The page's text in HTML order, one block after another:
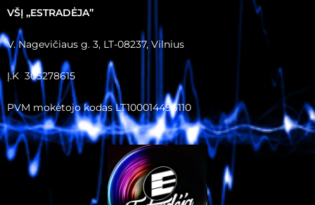
VŠĮ ,,ESTRADĖJA”
V. Nagevičiaus g. 3, LT-08237, Vilnius
Į.K 305278615
PVM mokėtojo kodas LT100014496110